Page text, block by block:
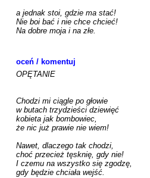
a jednak stoi, gdzie ma stać!
Nie boi bać i nie chce chcieć!
Na dobre moja i na złe.
oceń / komentuj
OPĘTANIE
Chodzi mi ciągle po głowie
w butach trzydzieści dziewięć
kobieta jak bombowiec,
że nic już prawie nie wiem!
Nawet, dlaczego tak chodzi,
choć przecież tęsknię, gdy nie!
I czemu na wszystko się zgodzę,
gdy będzie chciała wejść.